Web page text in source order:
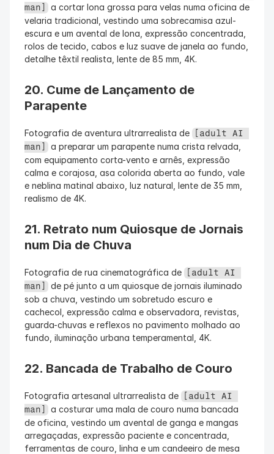
man] a cortar lona grossa para velas numa oficina de
velaria tradicional, vestindo uma sobrecamisa azul-
escura e um avental de lona, expressão concentrada,
rolos de tecido, cabos e luz suave de janela ao fundo,
detalhe têxtil realista, lente de 85 mm, 4K.
20. Cume de Lançamento de
Parapente
Fotografia de aventura ultrarrealista de
[adult AI
man] a preparar um parapente numa crista relvada,
com equipamento corta-vento e arnês, expressão
calma e corajosa, asa colorida aberta ao fundo, vale
e neblina matinal abaixo, luz natural, lente de 35 mm,
realismo de 4K.
21. Retrato num Quiosque de Jornais
num Dia de Chuva
Fotografia de rua cinematográfica de
[adult AI
man] de pé junto a um quiosque de jornais iluminado
sob a chuva, vestindo um sobretudo escuro e
cachecol, expressão calma e observadora, revistas,
guarda-chuvas e reflexos no pavimento molhado ao
fundo, iluminação urbana temperamental, 4K.
22. Bancada de Trabalho de Couro
Fotografia artesanal ultrarrealista de
[adult AI
man] a costurar uma mala de couro numa bancada
de oficina, vestindo um avental de ganga e mangas
arregaçadas, expressão paciente e concentrada,
ferramentas de couro, linha e um candeeiro de mesa